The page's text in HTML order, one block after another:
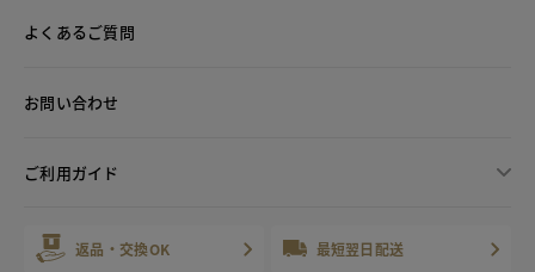
よくあるご質問
お問い合わせ
ご利用ガイド
返品・交換OK 最短翌日配送